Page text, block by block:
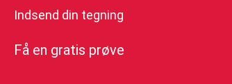
Indsend din tegning
Få en gratis prøve